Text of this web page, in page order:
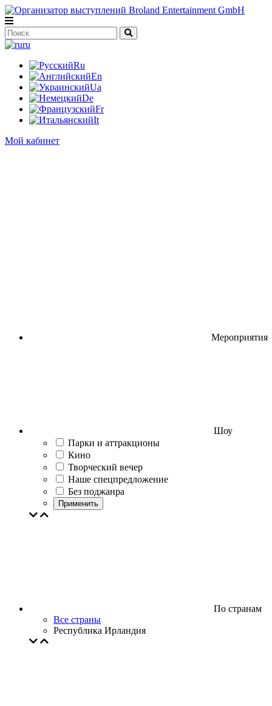
ru
Ru
En
Ua
De
Fr
It
Мой кабинет
Мероприятия
Шоу
Парки и аттракционы
Кино
Творческий вечер
Наше спецпредложение
Без поджанра
Применить
По странам
Все страны
Республика Ирландия